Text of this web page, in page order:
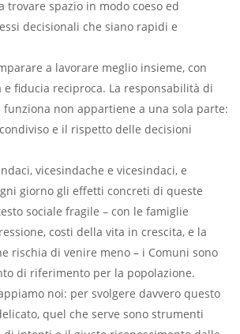
trovare spazio in modo coeso ed
decisionali che siano rapidi e
a lavorare meglio insieme, con
e fiducia reciproca. La responsabilità di
non appartiene a una sola parte:
e il rispetto delle decisioni
vicesindache e vicesindaci, e
giorno gli effetti concreti di queste
sociale fragile – con le famiglie
costi della vita in crescita, e la
rischia di venire meno – i Comuni sono
di riferimento per la popolazione.
noi: per svolgere davvero questo
quel che serve sono strumenti